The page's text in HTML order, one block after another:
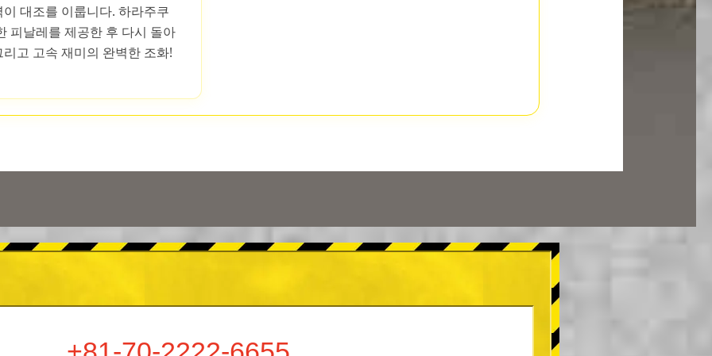
대조를 이룹니다. 하라주쿠
피날레를 제공한 후 다시 돌아
고 고속 재미의 완벽한 조화!